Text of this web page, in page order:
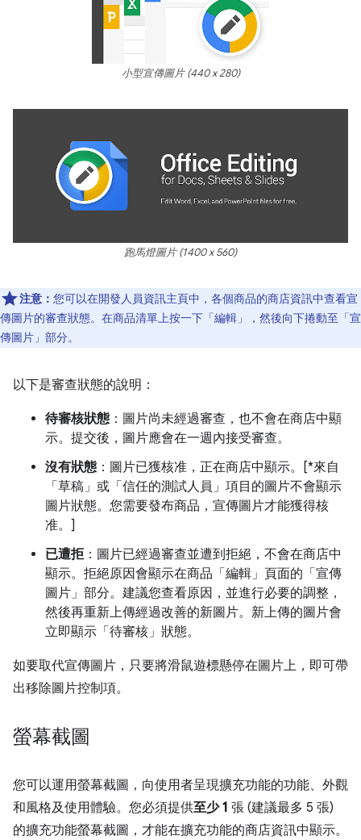
小型宣傳圖片 (440 x 280)
跑馬燈圖片 (1400 x 560)
注意： 您可以在開發人員資訊主頁中，各個商品的商店資訊中查看宣
傳圖片的審查狀態。在商品清單上按一下「編輯」，然後向下捲動至「宣
傳圖片」部分。
以下是審查狀態的說明：
待審核狀態：圖片尚未經過審查，也不會在商店中顯
示。提交後，圖片應會在一週內接受審查。
沒有狀態：圖片已獲核准，正在商店中顯示。[*來自
「草稿」或「信任的測試人員」項目的圖片不會顯示
圖片狀態。您需要發布商品，宣傳圖片才能獲得核
准。]
已遭拒：圖片已經過審查並遭到拒絕，不會在商店中
顯示。拒絕原因會顯示在商品「編輯」頁面的「宣傳
圖片」部分。建議您查看原因，並進行必要的調整，
然後再重新上傳經過改善的新圖片。新上傳的圖片會
立即顯示「待審核」狀態。
如要取代宣傳圖片，只要將滑鼠遊標懸停在圖片上，即可帶
出移除圖片控制項。
螢幕截圖
您可以運用螢幕截圖，向使用者呈現擴充功能的功能、外觀
和風格及使用體驗。您必須提供至少 1 張 (建議最多 5 張)
的擴充功能螢幕截圖，才能在擴充功能的商店資訊中顯示。